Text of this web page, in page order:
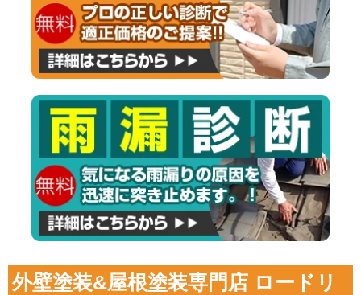
外壁塗装&屋根塗装専門店 ロードリ